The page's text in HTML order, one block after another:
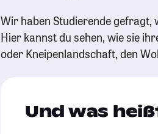
Wir haben Studierende gefragt,
Hier kannst du sehen, wie sie
oder Kneipenlandschaft, den
Und was